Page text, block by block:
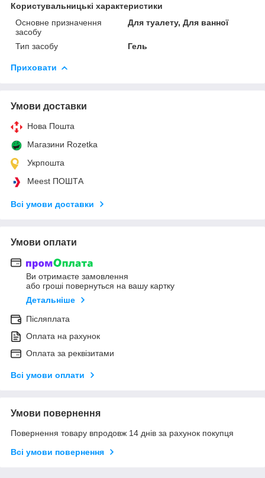
Користувальницькі характеристики
Основне призначення
засобу
Для туалету, Для ванної
Тип засобу Гель
Приховати
Умови доставки
Нова Пошта
Магазини Rozetka
Укрпошта
Meest ПОШТА
Всі умови доставки
Умови оплати
Ви отримаєте замовлення
або гроші повернуться на вашу картку
Детальніше
Післяплата
Оплата на рахунок
Оплата за реквізитами
Всі умови оплати
Умови повернення
Повернення товару впродовж 14 днів за рахунок покупця
Всі умови повернення